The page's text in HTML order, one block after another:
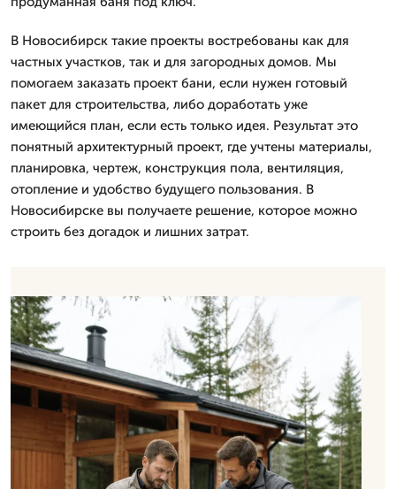
В Новосибирск такие проекты востребованы как для
частных участков, так и для загородных домов. Мы
помогаем заказать проект бани, если нужен готовый
пакет для строительства, либо доработать уже
имеющийся план, если есть только идея. Результат это
понятный архитектурный проект, где учтены материалы,
планировка, чертеж, конструкция пола, вентиляция,
отопление и удобство будущего пользования. В
Новосибирске вы получаете решение, которое можно
строить без догадок и лишних затрат.